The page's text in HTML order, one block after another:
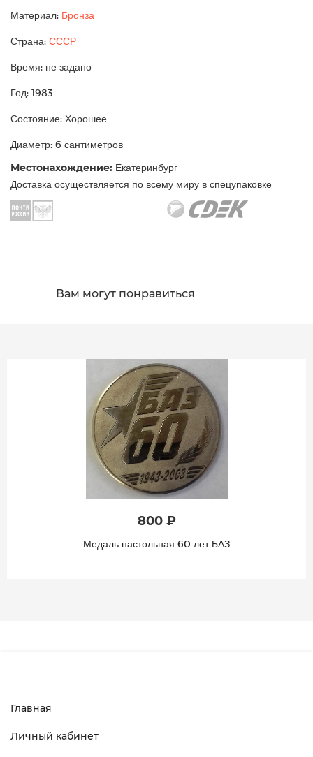
Материал: Бронза
Страна: СССР
Время: не задано
Год: 1983
Состояние: Хорошее
Диаметр: 6 сантиметров
Местонахождение: Екатеринбург
Доставка осуществляется по всему миру в спецупаковке
Вам могут понравиться
настольная 60 лет БАЗ
Главная
Личный кабинет